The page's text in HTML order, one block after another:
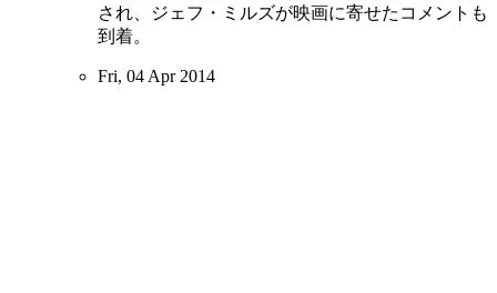
され、ジェフ・ミルズが映画に寄せたコメントも
到着。
Fri, 04 Apr 2014